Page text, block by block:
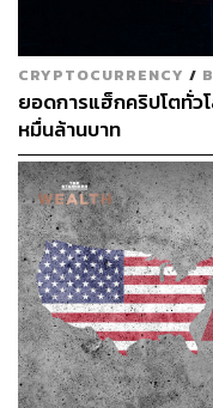
TAGS: จีน China
CRYPTOCURRENCY /
ยอดการแฮ็กคริปโตทั่ว
หมื่นล้านบาท